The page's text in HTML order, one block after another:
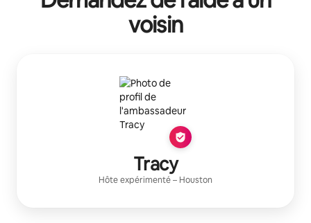
voisin
Tracy
Hôte expérimenté– Houston